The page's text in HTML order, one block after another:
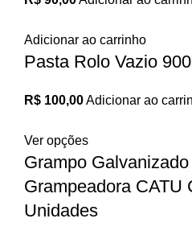
Adicionar ao carrinho
Pasta Rolo Vazio
R$ 100,00Adicionar ao
Ver opções
Grampo
Grampeadora CATU
Unidades